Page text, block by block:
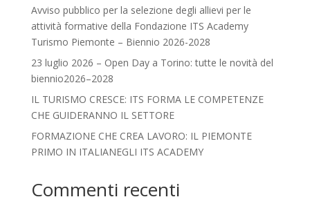
Avviso pubblico per la selezione degli allievi per le
attività formative della Fondazione ITS Academy
Turismo Piemonte – Biennio 2026-2028
23 luglio 2026 – Open Day a Torino: tutte le novità del
biennio2026–2028
IL TURISMO CRESCE: ITS FORMA LE COMPETENZE
CHE GUIDERANNO IL SETTORE
FORMAZIONE CHE CREA LAVORO: IL PIEMONTE
PRIMO IN ITALIANEGLI ITS ACADEMY
Commenti recenti